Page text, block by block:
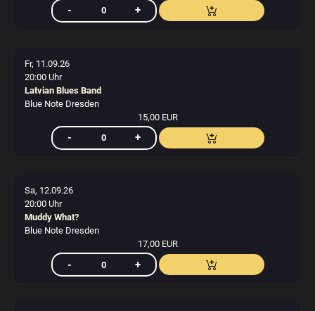
Fr, 11.09.26
20:00 Uhr
Latvian Blues Band
Blue Note Dresden
15,00 EUR
Sa, 12.09.26
20:00 Uhr
Muddy What?
Blue Note Dresden
17,00 EUR